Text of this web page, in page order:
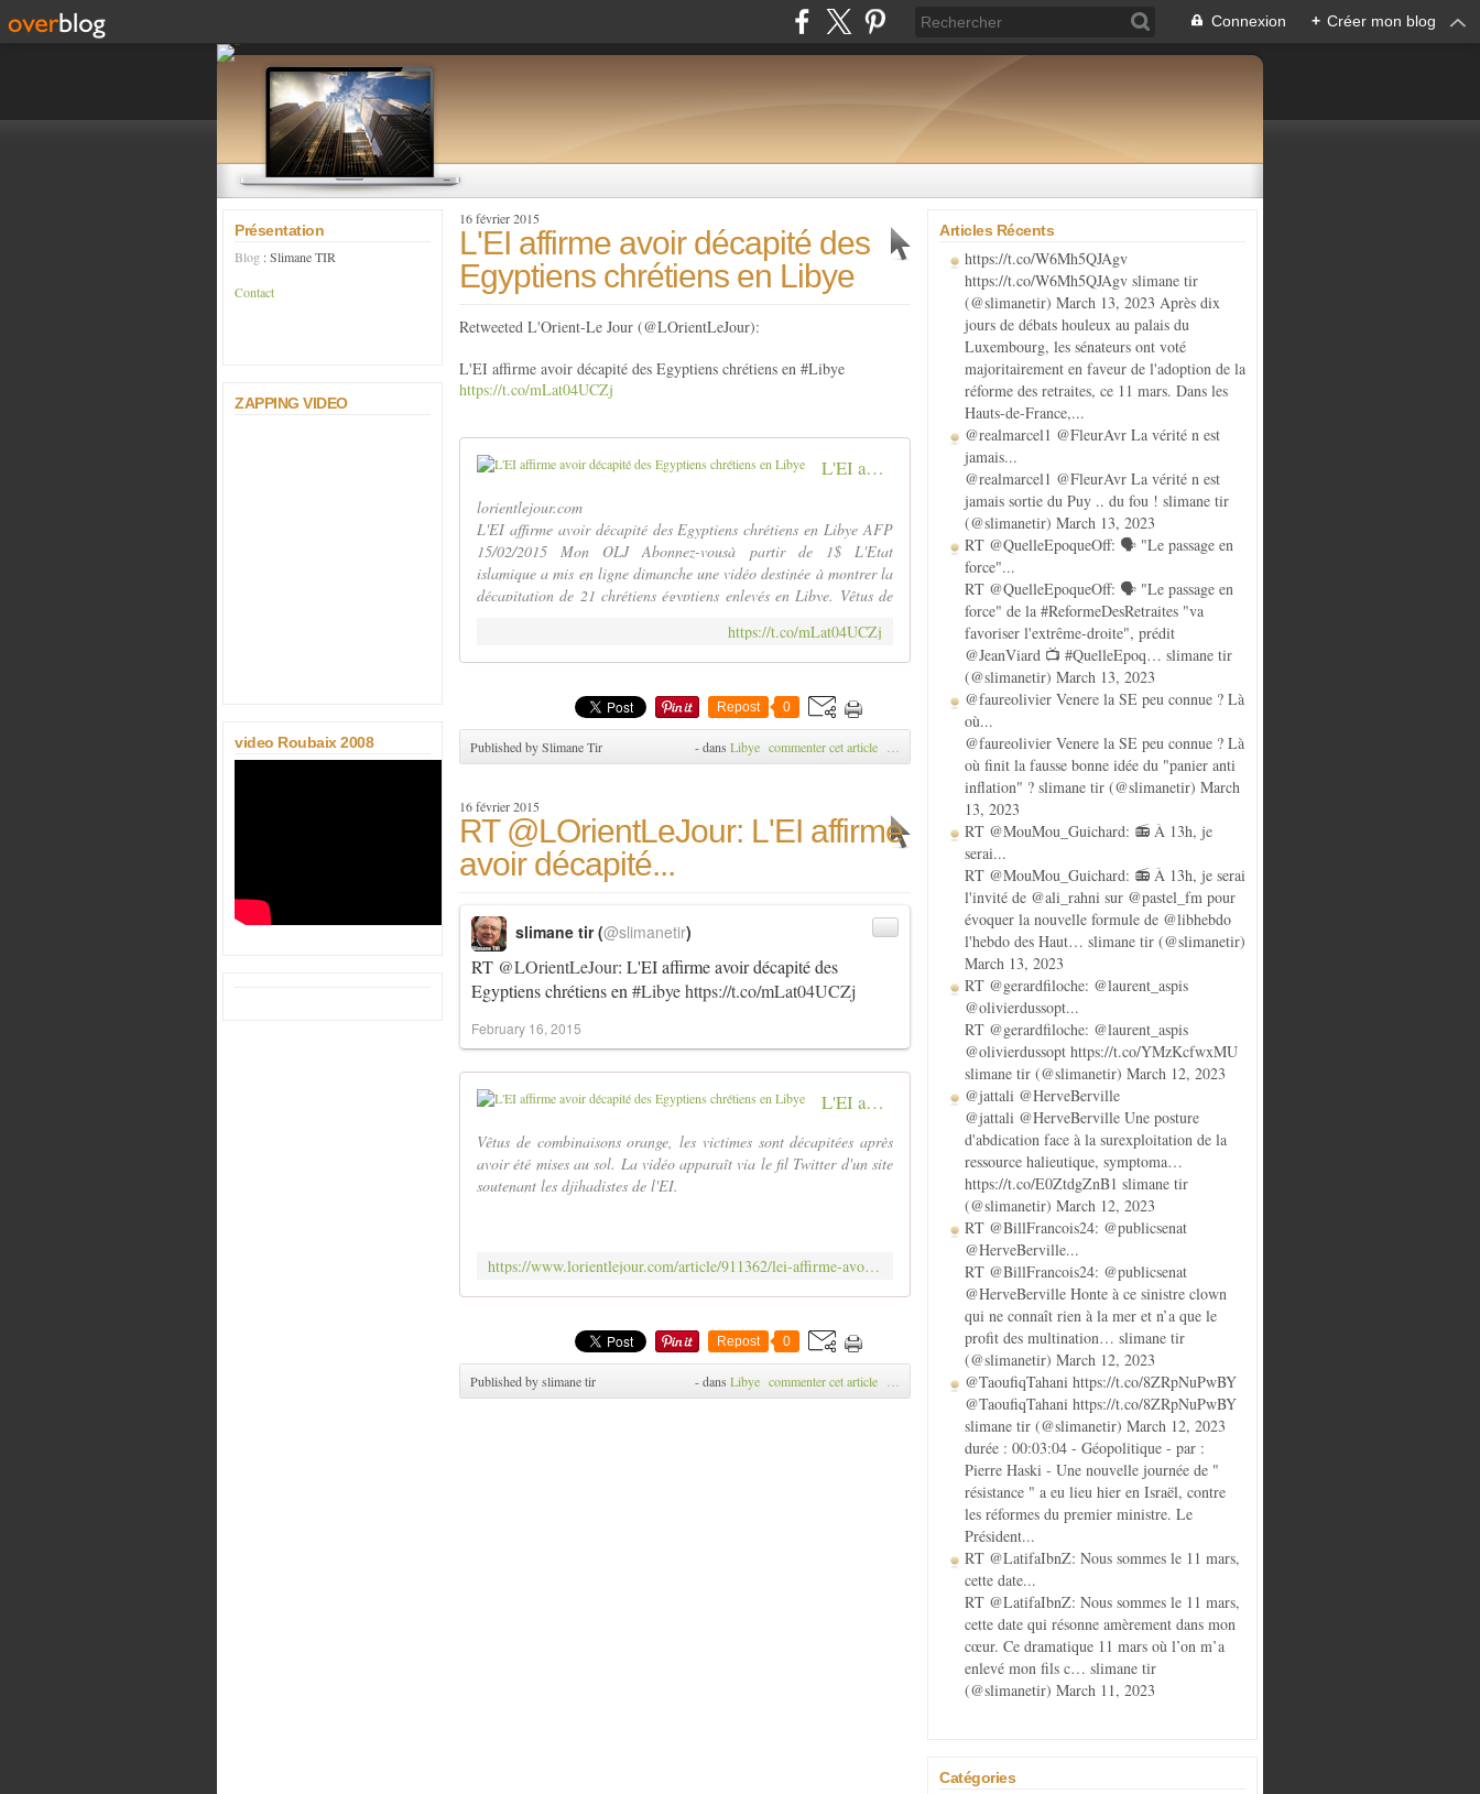
Connexion + Créer mon blog
Présentation
Blog : Slimane TIR
Contact
ZAPPING VIDEO
video Roubaix 2008
16 février 2015
L'EI affirme avoir décapité des
Egyptiens chrétiens en Libye
Retweeted L'Orient-Le Jour (@LOrientLeJour):
L'EI affirme avoir décapité des Egyptiens chrétiens en #Libye
https://t.co/mLat04UCZj
L'EI affirme avoir décapité des Egyptiens chrétiens en Libye
lorientlejour.com
L'EI affirme avoir décapité des Egyptiens chrétiens en Libye AFP
15/02/2015 Mon OLJ Abonnez-vousà partir de 1$ L'Etat
islamique a mis en ligne dimanche une vidéo destinée à montrer la
décapitation de 21 chrétiens égyptiens enlevés en Libye. Vêtus de
https://t.co/mLat04UCZj
Repost 0
Published by Slimane Tir -dans Libye commenter cet article …
16 février 2015
RT @LOrientLeJour: L'EI affirme
avoir décapité...
RT @LOrientLeJour: L'EI affirme avoir décapité des
Egyptiens chrétiens en #Libyehttps://t.co/mLat04UCZj
slimane tir (@slimanetir)
February 16, 2015
L'EI affirme avoir décapité des Egyptiens chrétiens en Libye
Vêtus de combinaisons orange, les victimes sont décapitées après
avoir été mises au sol. La vidéo apparaît via le fil Twitter d'un site
soutenant les djihadistes de l'EI.
https://www.lorientlejour.com/article/911362/lei-affirme-avoir-decapite-des-egyptiens-chretiens-en-libye.html
Repost 0
Published by slimane tir -dans Libye commenter cet article …
Articles Récents
https://t.co/W6Mh5QJAgv
https://t.co/W6Mh5QJAgv slimane tir
(@slimanetir) March 13, 2023 Après dix
jours de débats houleux au palais du
Luxembourg, les sénateurs ont voté
majoritairement en faveur de l'adoption de la
réforme des retraites, ce 11 mars. Dans les
Hauts-de-France,...
@realmarcel1 @FleurAvr La vérité n est
jamais...
@realmarcel1 @FleurAvr La vérité n est
jamais sortie du Puy .. du fou ! slimane tir
(@slimanetir) March 13, 2023
RT @QuelleEpoqueOff: 🗣️ "Le passage en
force"...
RT @QuelleEpoqueOff: 🗣️ "Le passage en
force" de la #ReformeDesRetraites "va
favoriser l'extrême-droite", prédit
@JeanViard 📺 #QuelleEpoq… slimane tir
(@slimanetir) March 13, 2023
@faureolivier Venere la SE peu connue ? Là
où...
@faureolivier Venere la SE peu connue ? Là
où finit la fausse bonne idée du "panier anti
inflation" ? slimane tir (@slimanetir) March
13, 2023
RT @MouMou_Guichard: 📻 À 13h, je
serai...
RT @MouMou_Guichard: 📻 À 13h, je serai
l'invité de @ali_rahni sur @pastel_fm pour
évoquer la nouvelle formule de @libhebdo
l'hebdo des Haut… slimane tir (@slimanetir)
March 13, 2023
RT @gerardfiloche: @laurent_aspis
@olivierdussopt...
RT @gerardfiloche: @laurent_aspis
@olivierdussopt https://t.co/YMzKcfwxMU
slimane tir (@slimanetir) March 12, 2023
@jattali @HerveBerville
@jattali @HerveBerville Une posture
d'abdication face à la surexploitation de la
ressource halieutique, symptoma…
https://t.co/E0ZtdgZnB1 slimane tir
(@slimanetir) March 12, 2023
RT @BillFrancois24: @publicsenat
@HerveBerville...
RT @BillFrancois24: @publicsenat
@HerveBerville Honte à ce sinistre clown
qui ne connaît rien à la mer et n’a que le
profit des multination… slimane tir
(@slimanetir) March 12, 2023
@TaoufiqTahani https://t.co/8ZRpNuPwBY
@TaoufiqTahani https://t.co/8ZRpNuPwBY
slimane tir (@slimanetir) March 12, 2023
durée : 00:03:04 - Géopolitique - par :
Pierre Haski - Une nouvelle journée de "
résistance " a eu lieu hier en Israël, contre
les réformes du premier ministre. Le
Président...
RT @LatifaIbnZ: Nous sommes le 11 mars,
cette date...
RT @LatifaIbnZ: Nous sommes le 11 mars,
cette date qui résonne amèrement dans mon
cœur. Ce dramatique 11 mars où l’on m’a
enlevé mon fils c… slimane tir
(@slimanetir) March 11, 2023
Catégories